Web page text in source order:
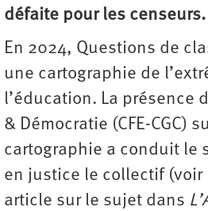
défaite pour les censeurs.
En 2024, Questions de
une cartographie de
l’éducation. La présence
& Démocratie (CFE-CGC)
cartographie a conduit le
en justice le collectif (voir
article sur le sujet dans